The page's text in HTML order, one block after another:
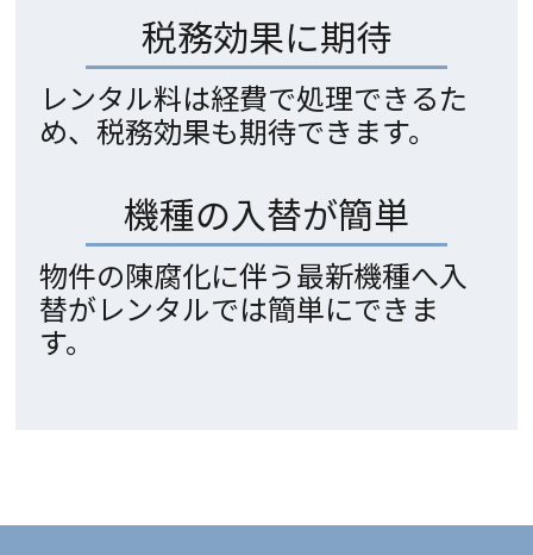
税務効果に期待
レンタル料は経費で処理できるた
め、税務効果も期待できます。
機種の入替が簡単
物件の陳腐化に伴う最新機種へ入
替がレンタルでは簡単にできま
す。